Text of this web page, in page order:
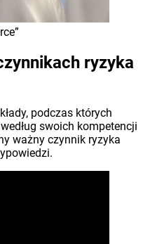
ryzyka
podczas których
swoich kompetencji
ważny czynnik ryzyka